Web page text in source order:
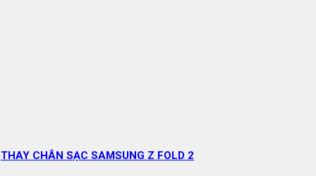
THAY CHÂN SẠC SAMSUNG Z FOLD 2